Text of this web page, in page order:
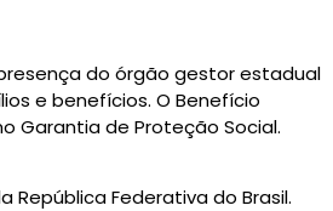
presença do órgão gestor estadual
e benefícios. O Benefício
Garantia de Proteção Social.
República Federativa do Brasil.